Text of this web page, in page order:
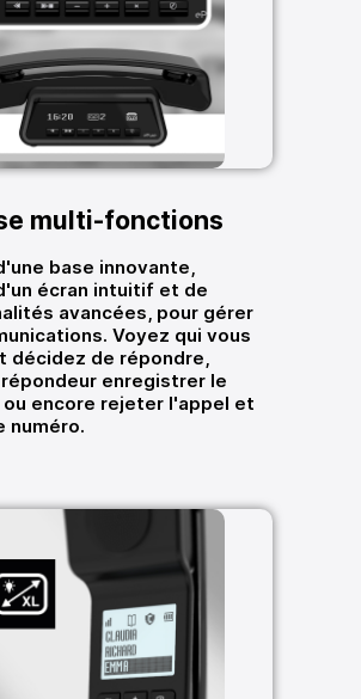
multi-fonctions
base innovante,
écran intuitif et de
avancées, pour gérer
Voyez qui vous
décidez de répondre,
enregistrer le
ou encore rejeter l'appel et
numéro.